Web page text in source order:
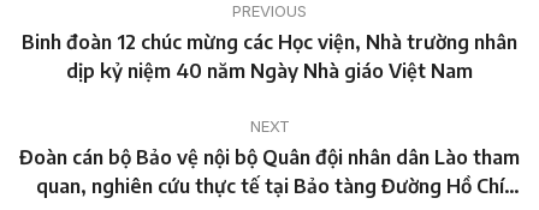
navigation
PREVIOUS
Previous
post:
Binh đoàn 12 chúc mừng các Học viện, Nhà trường nhân
dịp kỷ niệm 40 năm Ngày Nhà giáo Việt Nam
NEXT
Next
post:
Đoàn cán bộ Bảo vệ nội bộ Quân đội nhân dân Lào tham
quan, nghiên cứu thực tế tại Bảo tàng Đường Hồ Chí